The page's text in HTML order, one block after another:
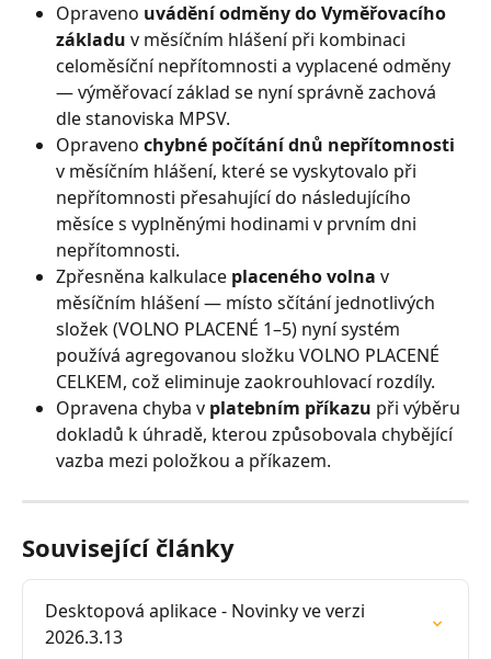
Opraveno uvádění odměny do Vyměřovacího
základu v měsíčním hlášení při kombinaci
celoměsíční nepřítomnosti a vyplacené odměny
— výměřovací základ se nyní správně zachová
dle stanoviska MPSV.
Opraveno chybné počítání dnů nepřítomnosti
v měsíčním hlášení, které se vyskytovalo při
nepřítomnosti přesahující do následujícího
měsíce s vyplněnými hodinami v prvním dni
nepřítomnosti.
Zpřesněna kalkulace placeného volna v
měsíčním hlášení — místo sčítání jednotlivých
složek (VOLNO PLACENÉ 1–5) nyní systém
používá agregovanou složku VOLNO PLACENÉ
CELKEM, což eliminuje zaokrouhlovací rozdíly.
Opravena chyba v platebním příkazu při výběru
dokladů k úhradě, kterou způsobovala chybějící
vazba mezi položkou a příkazem.
Související články
Desktopová aplikace - Novinky ve verzi
2026.3.13